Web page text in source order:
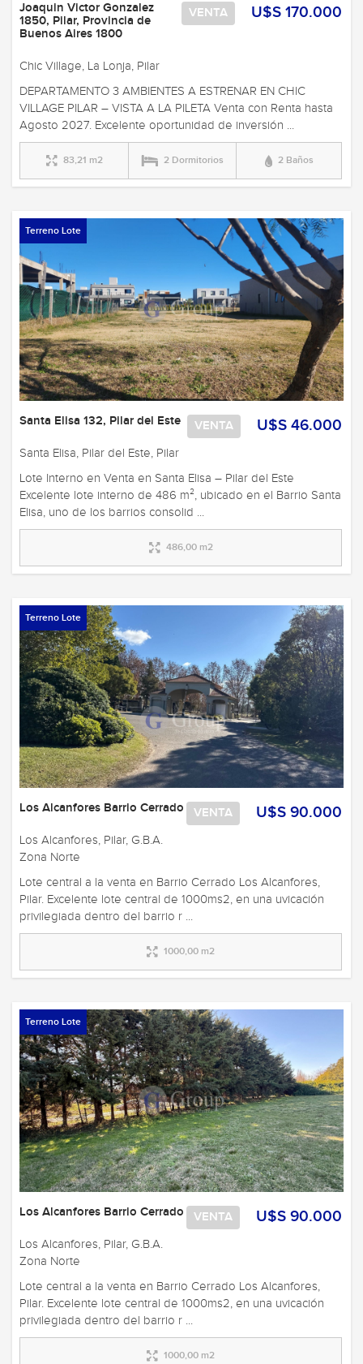
U$S 170.000
VENTA
Joaquin Victor Gonzalez
1850, Pilar, Provincia de
Buenos Aires 1800
Chic Village, La Lonja, Pilar
DEPARTAMENTO 3 AMBIENTES A ESTRENAR EN CHIC
VILLAGE PILAR – VISTA A LA PILETA Venta con Renta hasta
Agosto 2027. Excelente oportunidad de inversión ...
83,21 m2 2 Dormitorios 2 Baños
Terreno Lote
U$S 46.000
VENTA
Santa Elisa 132, Pilar del Este
Santa Elisa, Pilar del Este, Pilar
Lote Interno en Venta en Santa Elisa – Pilar del Este
Excelente lote interno de 486 m², ubicado en el Barrio Santa
Elisa, uno de los barrios consolid ...
486,00 m2
Terreno Lote
U$S 90.000
VENTA
Los Alcanfores Barrio Cerrado
Los Alcanfores, Pilar, G.B.A.
Zona Norte
Lote central a la venta en Barrio Cerrado Los Alcanfores,
Pilar. Excelente lote central de 1000ms2, en una uvicación
privilegiada dentro del barrio r ...
1000,00 m2
Terreno Lote
U$S 90.000
VENTA
Los Alcanfores Barrio Cerrado
Los Alcanfores, Pilar, G.B.A.
Zona Norte
Lote central a la venta en Barrio Cerrado Los Alcanfores,
Pilar. Excelente lote central de 1000ms2, en una uvicación
privilegiada dentro del barrio r ...
1000,00 m2